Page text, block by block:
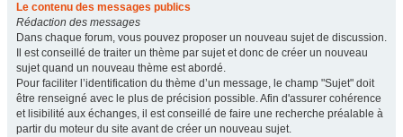
Le contenu des messages publics
Rédaction des messages
Dans chaque forum, vous pouvez proposer un nouveau sujet de discussion.
Il est conseillé de traiter un thème par sujet et donc de créer un nouveau
sujet quand un nouveau thème est abordé.
Pour faciliter l’identification du thème d’un message, le champ "Sujet" doit
être renseigné avec le plus de précision possible. Afin d'assurer cohérence
et lisibilité aux échanges, il est conseillé de faire une recherche préalable à
partir du moteur du site avant de créer un nouveau sujet.